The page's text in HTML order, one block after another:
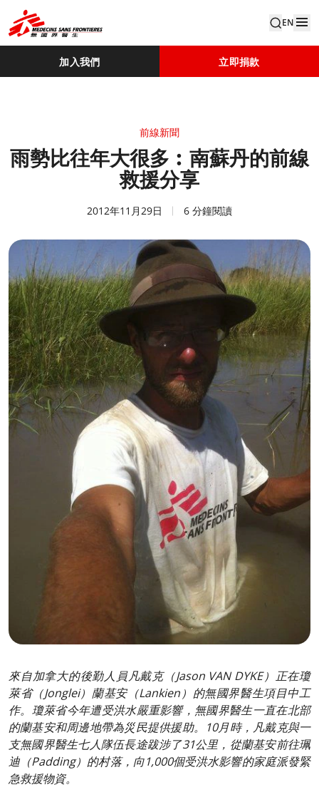
EN
加入我們 立即捐款
前線新聞
雨勢比往年大很多︰南蘇丹的前線
救援分享
2012年11月29日 6 分鐘閱讀
來自加拿大的後勤人員凡戴克（Jason VAN DYKE）正在瓊
萊省（Jonglei）蘭基安（Lankien）的無國界醫生項目中工
作。瓊萊省今年遭受洪水嚴重影響，無國界醫生一直在北部
的蘭基安和周邊地帶為災民提供援助。10月時，凡戴克與一
支無國界醫生七人隊伍長途跋涉了31公里，從蘭基安前往珮
迪（Padding）的村落，向1,000個受洪水影響的家庭派發緊
急救援物資。